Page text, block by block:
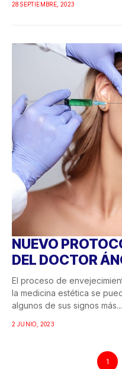
28 SEPTIEMBRE, 2023
NUEVO
DEL DOCTOR
El proceso de
la medicina estética se
algunos de sus signos más...
2 JUNIO, 2023
1